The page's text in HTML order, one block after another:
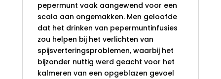
pepermunt vaak aangewend voor een
scala aan ongemakken. Men geloofde
dat het drinken van pepermuntinfusies
zou helpen bij het verlichten van
spijsverteringsproblemen, waarbij het
bijzonder nuttig werd geacht voor het
kalmeren van een opgeblazen gevoel